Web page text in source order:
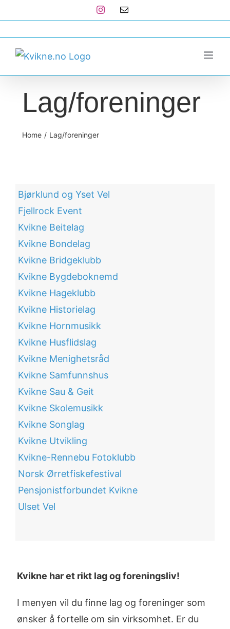
to
content
Instagram
E-
Lag/foreninger
Home Lag/foreninger
Kvikne har et rikt lag og foreningsliv!
I menyen vil du finne lag og foreninger som
ønsker å fortelle om sin virksomhet. Er du
Bjørklund og Yset Vel
Fjellrock Event
Kvikne Beitelag
Kvikne Bondelag
Kvikne Bridgeklubb
Kvikne Bygdeboknemd
Kvikne Hageklubb
Kvikne Historielag
Kvikne Hornmusikk
Kvikne Husflidslag
Kvikne Menighetsråd
Kvikne Samfunnshus
Kvikne Sau & Geit
Kvikne Skolemusikk
Kvikne Songlag
Kvikne Utvikling
Kvikne-Rennebu Fotoklubb
Norsk Ørretfiskefestival
Pensjonistforbundet Kvikne
Ulset Vel